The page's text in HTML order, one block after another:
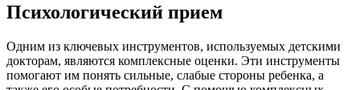
Психологический прием
Одним из ключевых инструментов, используемых детскими
докторам, являются комплексные оценки. Эти инструменты
помогают им понять сильные, слабые стороны ребенка, а